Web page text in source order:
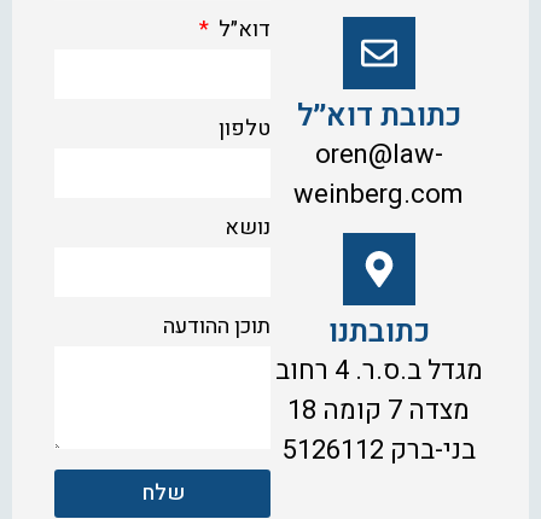
כתובת דוא״ל
oren@law-
weinberg.com
כתובתנו
מגדל ב.ס.ר. 4 רחוב
מצדה 7 קומה 18
בני-ברק 5126112
דוא״ל
טלפון
נושא
תוכן ההודעה
שלח